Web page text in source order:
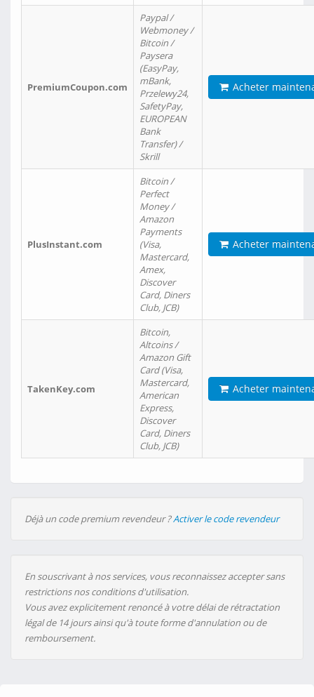
PremiumCoupon.com
Paypal /
Webmoney /
Bitcoin /
Paysera
(EasyPay,
mBank,
Przelewy24,
SafetyPay,
EUROPEAN
Bank
Transfer) /
Skrill
Acheter
PlusInstant.com
Bitcoin /
Perfect
Money /
Amazon
Payments
(Visa,
Mastercard,
Amex,
Discover
Card, Diners
Club, JCB)
Acheter
TakenKey.com
Bitcoin,
Altcoins /
Amazon Gift
Card (Visa,
Mastercard,
American
Express,
Discover
Card, Diners
Club, JCB)
Acheter
Déjà un code premium revendeur ?Activer le code revendeur
En souscrivant à nos services, vous reconnaissez accepter sans
restrictions nos conditions d'utilisation.
Vous avez explicitement renoncé à votre délai de rétractation
légal de 14 jours ainsi qu'à toute forme d'annulation ou de
remboursement.